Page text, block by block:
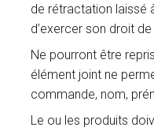
de rétractation laissé
d’exercer son droit
Ne pourront être
élément joint ne
commande, nom,
Le ou les produits